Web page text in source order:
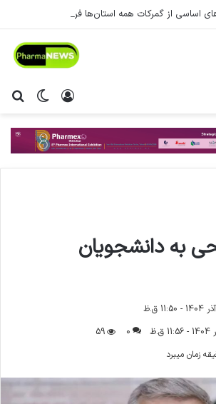
اساسی از گمرکات همه استان‌ها فراهم شد.
تغییر ورود
به دانشجویان
0
59